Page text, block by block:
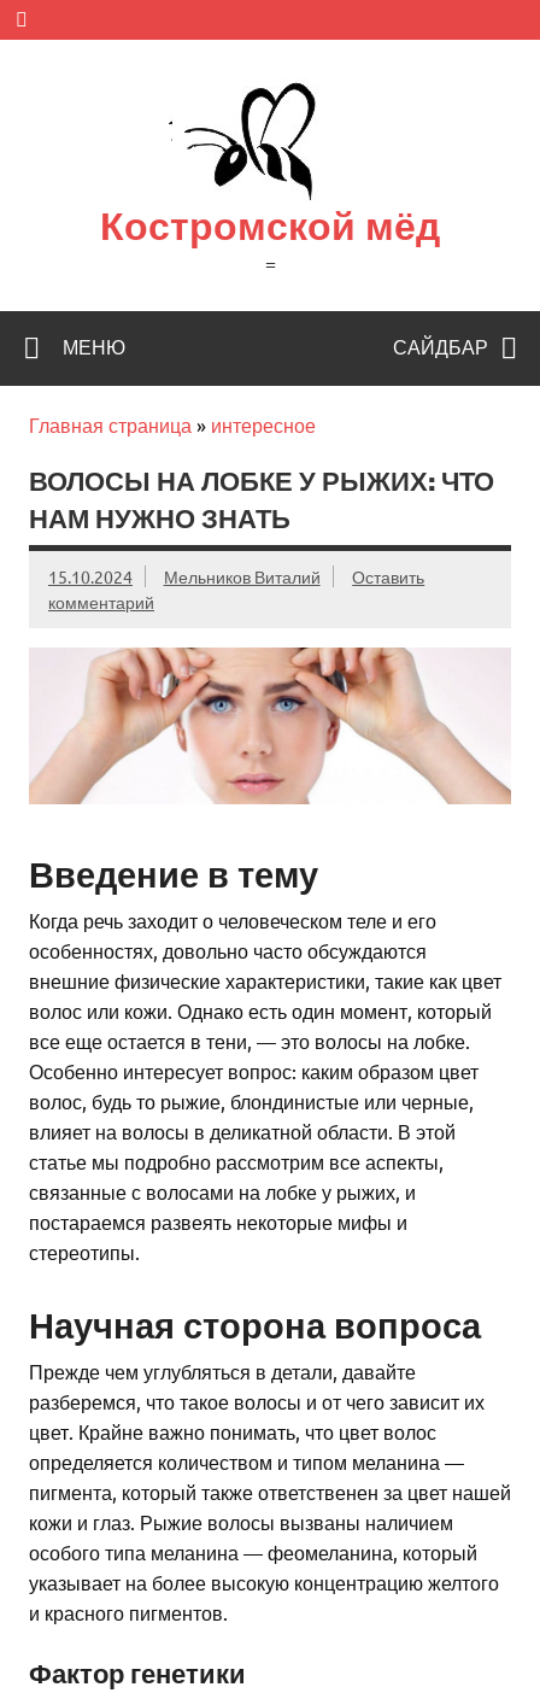
Skip
content
Костромской мёд
=
САЙДБАР
МЕНЮ
Главная страница » интересное
ВОЛОСЫ НА ЛОБКЕ У РЫЖИХ: ЧТО
НАМ НУЖНО ЗНАТЬ
15.10.2024 Мельников Виталий
Оставить
комментарий
Введение в тему
Когда речь заходит о человеческом теле и его
особенностях, довольно часто обсуждаются
внешние физические характеристики, такие как цвет
волос или кожи. Однако есть один момент, который
все еще остается в тени, — это волосы на лобке.
Особенно интересует вопрос: каким образом цвет
волос, будь то рыжие, блондинистые или черные,
влияет на волосы в деликатной области. В этой
статье мы подробно рассмотрим все аспекты,
связанные с волосами на лобке у рыжих, и
постараемся развеять некоторые мифы и
стереотипы.
Научная сторона вопроса
Прежде чем углубляться в детали, давайте
разберемся, что такое волосы и от чего зависит их
цвет. Крайне важно понимать, что цвет волос
определяется количеством и типом меланина —
пигмента, который также ответственен за цвет нашей
кожи и глаз. Рыжие волосы вызваны наличием
особого типа меланина — феомеланина, который
указывает на более высокую концентрацию желтого
и красного пигментов.
Фактор генетики